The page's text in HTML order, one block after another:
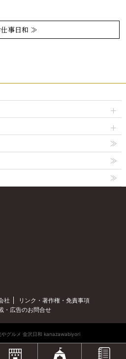
仕事日和 ≫
社
リンク・著作権・免責事項
・広告のお問合せ
やグルメ 金沢日和 kanazawabiyori